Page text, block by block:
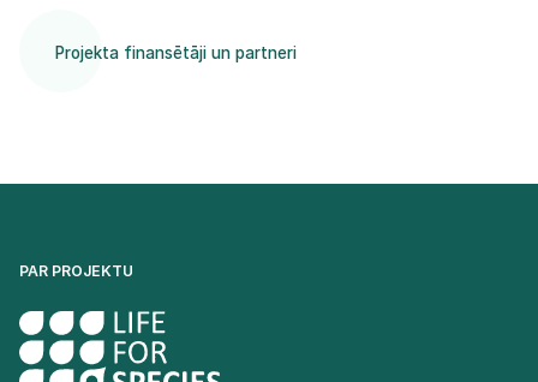
Projekta finansētāji un partneri
PAR PROJEKTU